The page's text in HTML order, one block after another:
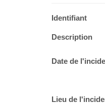
Identifiant
Description
Date de
Lieu de